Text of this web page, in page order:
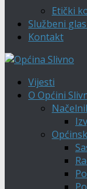
Etički
Službeni
Kontakt
Vijesti
O Općini